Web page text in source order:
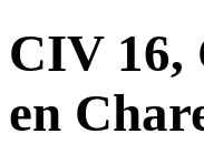
CIV 16,
en